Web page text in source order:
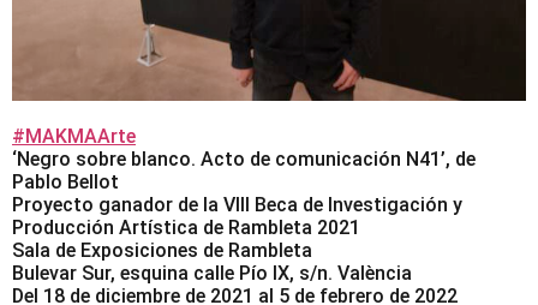
#MAKMAArte
‘Negro sobre blanco. Acto de comunicación N41’, de
Pablo Bellot
Proyecto ganador de la VIII Beca de Investigación y
Producción Artística de Rambleta 2021
Sala de Exposiciones de Rambleta
Bulevar Sur, esquina calle Pío IX, s/n. València
Del 18 de diciembre de 2021 al 5 de febrero de 2022